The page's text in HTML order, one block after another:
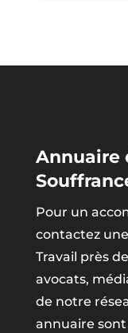
Annuaire
Pour un
contactez
Travail près
avocats,
de notre
annuaire